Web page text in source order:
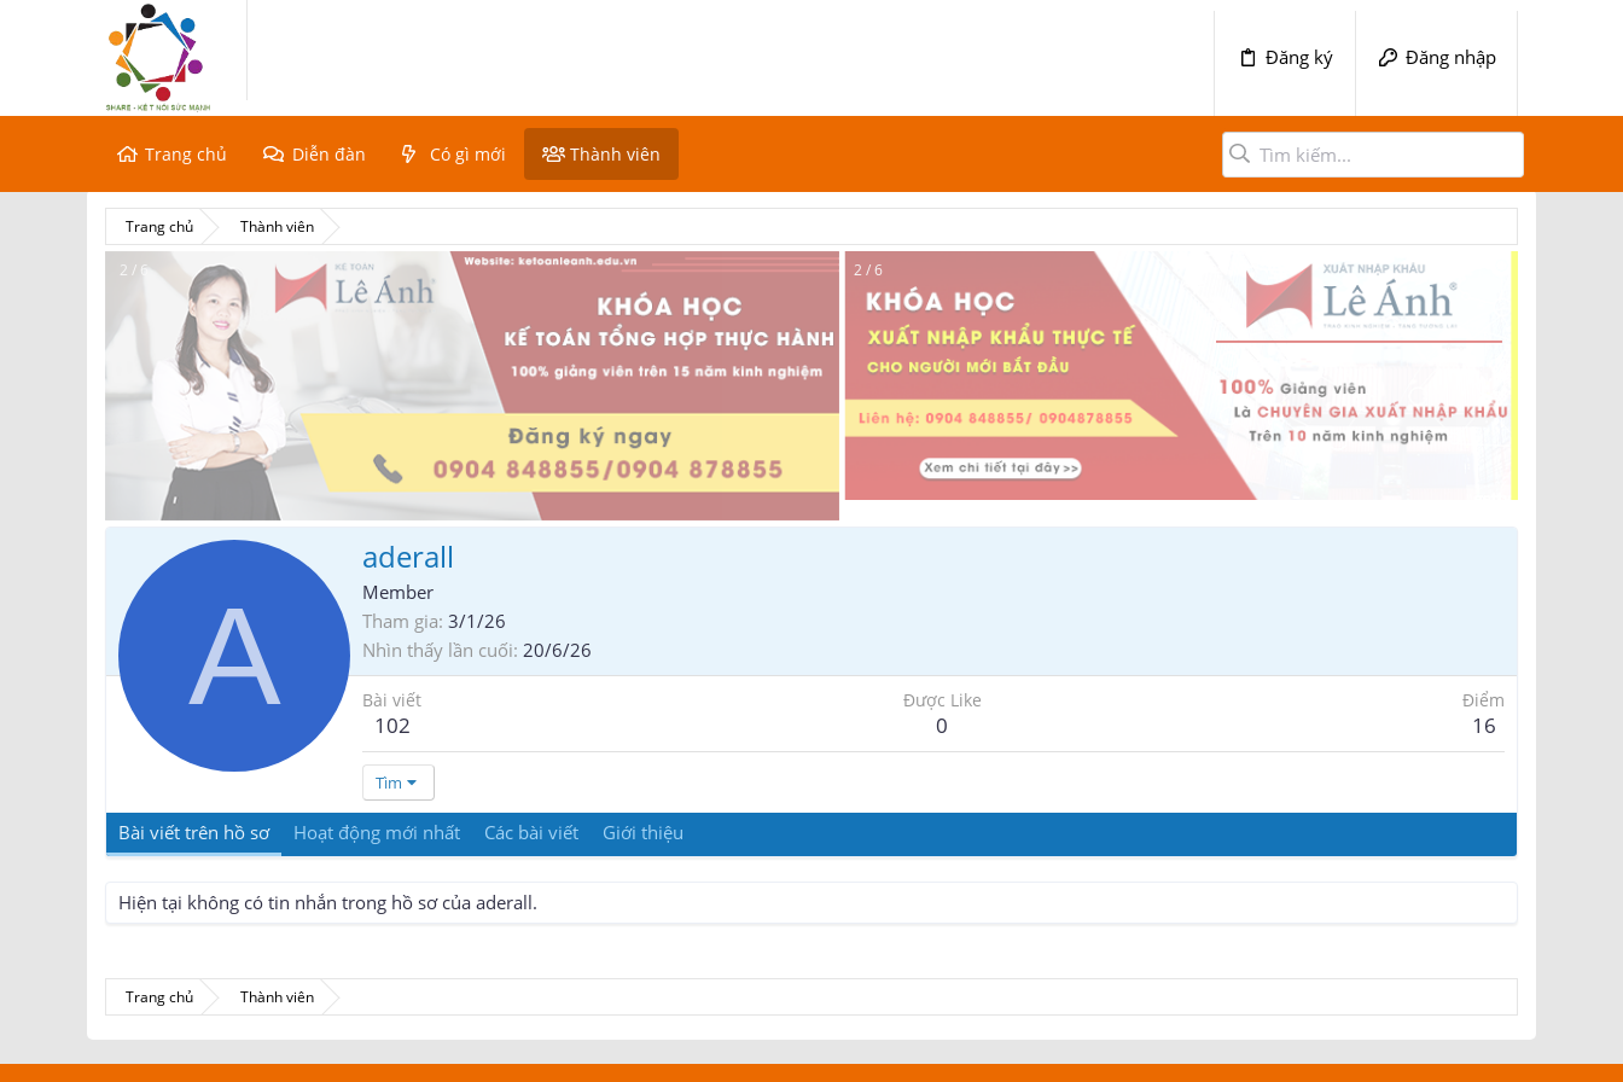
Đăng ký Đăng nhập
Trang chủ Diễn đàn Có gì mới Thành viên
Trang chủ Thành viên
2 / 6 2 / 6
A
aderall
Member
Tham gia 3/1/26
Nhìn thấy lần cuối 20/6/26
Bài viết
102
Được Like
0
Điểm
16
Tìm
Bài viết trên hồ sơ Hoạt động mới nhất Các bài viết Giới thiệu
Hiện tại không có tin nhắn trong hồ sơ của aderall.
Trang chủ Thành viên